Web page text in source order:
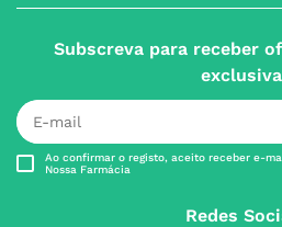
Subscreva para receber
Ao confirmar o registo, aceito receber e-
Nossa Farmácia
Redes